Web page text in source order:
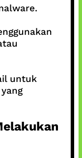
untuk